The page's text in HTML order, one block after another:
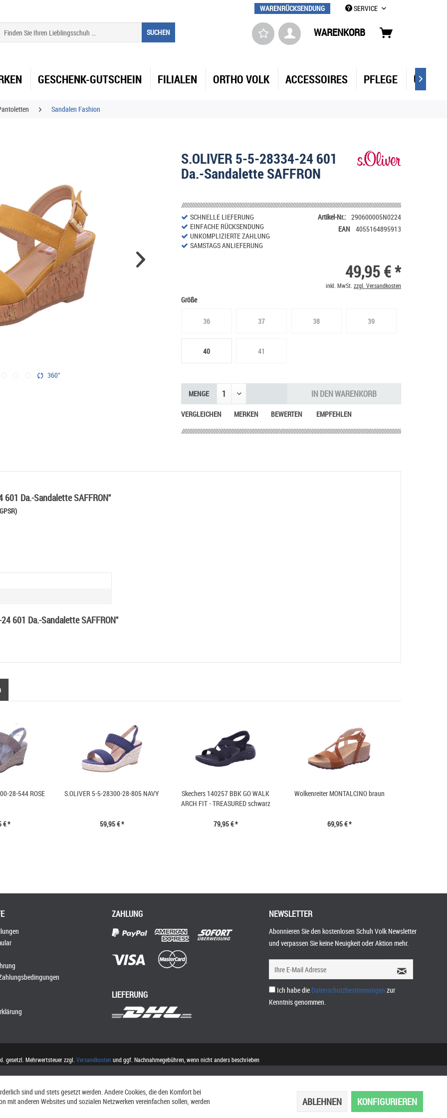
WARENRÜCKSENDUNG SERVICE
SUCHEN WARENKORB
GESCHENK-GUTSCHEIN FILIALEN ORTHO VOLK ACCESSOIRES PFLEGE ÜBER

Sandalen Fashion
S.OLIVER 5-5-28334-24 601
Da.-Sandalette SAFFRON
360°
SCHNELLE LIEFERUNG
EINFACHE RÜCKSENDUNG
UNKOMPLIZIERTE ZAHLUNG
SAMSTAGS ANLIEFERUNG
Artikel-Nr.: 290600005N0224
EAN
4055164895913
49,95 € *
inkl. MwSt. zzgl. Versandkosten
Größe
36 37 38 39
40 41
MENGE IN DENWARENKORB
VERGLEICHEN MERKEN BEWERTEN EMPFEHLEN
Da.-Sandalette SAFFRON"
601 Da.-Sandalette SAFFRON"
28-544 ROSE
€ *
S.OLIVER 5-5-28300-28-805 NAVY
59,95 € *
Skechers 140257 BBK GO WALK
ARCH FIT - TREASURED schwarz
79,95 € *
Wolkenreiter MONTALCINO braun
69,95 € *
ZAHLUNG
LIEFERUNG
NEWSLETTER
Abonnieren Sie den kostenlosen Schuh Volk Newsletter
und verpassen Sie keine Neuigkeit oder Aktion mehr.
Ich habe die Datenschutzbestimmungen zur
Kenntnis genommen.
gesetzl. Mehrwertsteuer zzgl. Versandkosten und ggf. Nachnahmegebühren, wenn nicht anders beschrieben
sind und stets gesetzt werden. Andere Cookies, die den Komfort bei
mit anderen Websites und sozialen Netzwerken vereinfachen sollen, werden
ABLEHNEN KONFIGURIEREN